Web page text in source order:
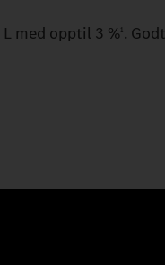
med opptil 3 %1.